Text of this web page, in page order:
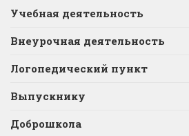
Учебная деятельность
Внеурочная деятельность
Логопедический пункт
Выпускнику
Доброшкола